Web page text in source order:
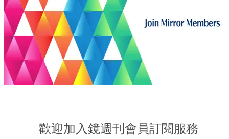
歡迎加入鏡週刊會員訂閱服務